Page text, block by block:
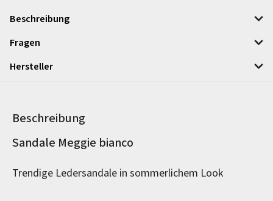
Beschreibung
Fragen
Hersteller
Beschreibung
Produktinformationen
Sandale Meggie bianco
Trendige Ledersandale in sommerlichem Look